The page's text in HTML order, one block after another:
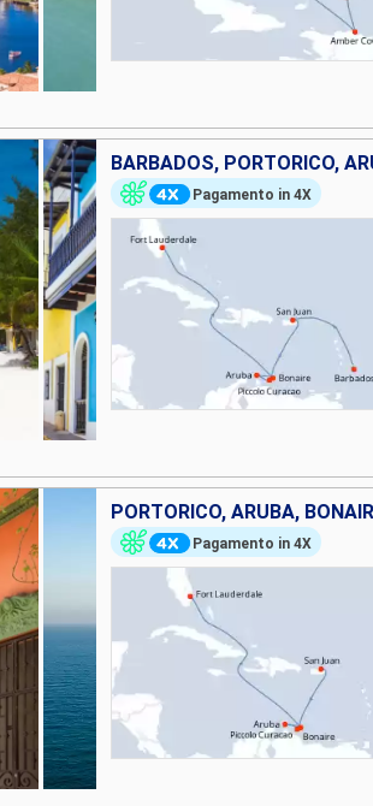
Pagamento in 4X
PORTORICO, ARUBA,
Pagamento in 4X